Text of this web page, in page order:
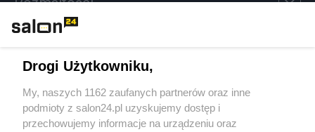
Sport
Społeczeństwo
Drogi Użytkowniku,
My, naszych 1162 zaufanych partnerów oraz inne
podmioty z salon24.pl uzyskujemy dostęp i
przechowujemy informacje na urządzeniu oraz